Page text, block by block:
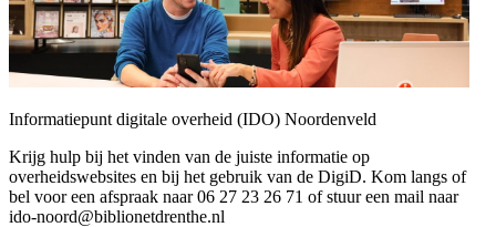
Informatiepunt digitale overheid (IDO) Noordenveld
Krijg hulp bij het vinden van de juiste informatie op
overheidswebsites en bij het gebruik van de DigiD. Kom langs of
bel voor een afspraak naar 06 27 23 26 71 of stuur een mail naar
ido-noord@biblionetdrenthe.nl